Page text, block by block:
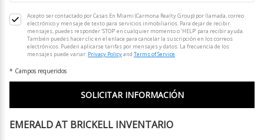
Acepto ser contactado por Casas En Miami (Carmona Realty Group) por llamada, correo
electrónico y mensaje de texto para servicios inmobiliarios. Para dejar de recibir
mensajes, puedes responder ‘STOP’ en cualquier momento o ‘HELP’ para recibir ayuda.
También puedes hacer clic en el enlace para cancelar la suscripción en los correos
electrónicos. Pueden aplicarse tarifas por mensajes y datos. La frecuencia de los
mensajes puede variar. Privacy Policyand Terms of Service.
* Campos requeridos
EMERALD AT BRICKELL INVENTARIO